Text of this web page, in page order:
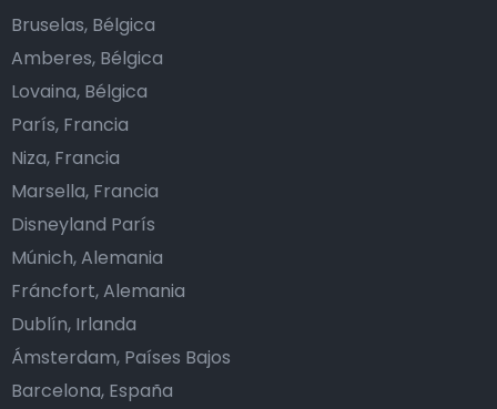
Bruselas, Bélgica
Amberes, Bélgica
Lovaina, Bélgica
París, Francia
Niza, Francia
Marsella, Francia
Disneyland París
Múnich, Alemania
Fráncfort, Alemania
Dublín, Irlanda
Ámsterdam, Países Bajos
Barcelona, España